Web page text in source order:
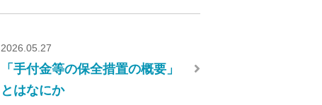
2026.05.27
「手付金等の保全措置の概要」
とはなにか